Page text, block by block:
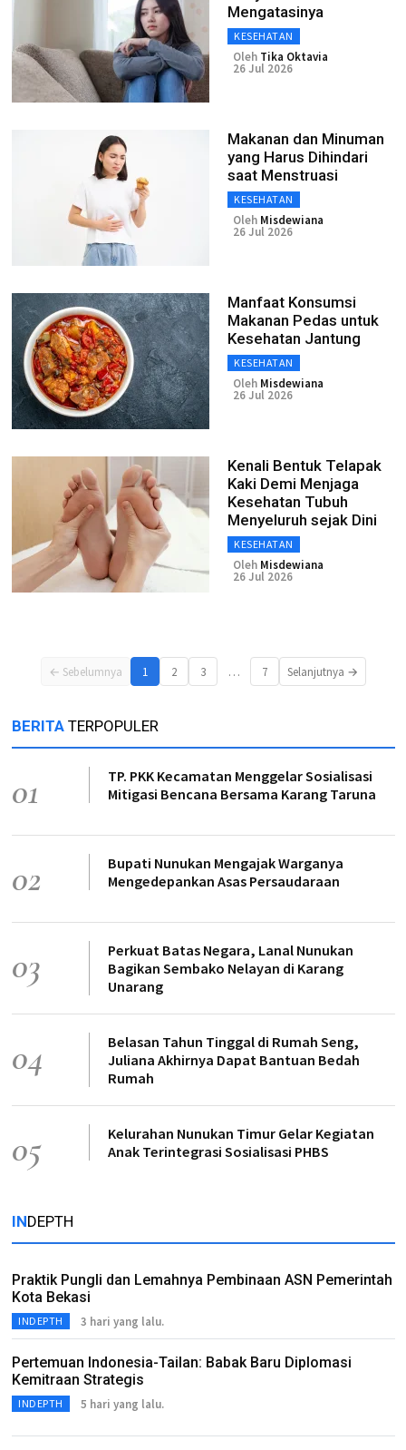
Mengatasinya
KESEHATAN
Oleh Tika Oktavia
26 Jul 2026
Makanan dan Minuman
yang Harus Dihindari
saat Menstruasi
KESEHATAN
Oleh Misdewiana
26 Jul 2026
Manfaat Konsumsi
Makanan Pedas untuk
Kesehatan Jantung
KESEHATAN
Oleh Misdewiana
26 Jul 2026
Kenali Bentuk Telapak
Kaki Demi Menjaga
Kesehatan Tubuh
Menyeluruh sejak Dini
KESEHATAN
Oleh Misdewiana
26 Jul 2026
← Sebelumnya 1 2 3 … 7 Selanjutnya →
BERITA TERPOPULER
01
TP. PKK Kecamatan Menggelar Sosialisasi
Mitigasi Bencana Bersama Karang Taruna
02
Bupati Nunukan Mengajak Warganya
Mengedepankan Asas Persaudaraan
03
Perkuat Batas Negara, Lanal Nunukan
Bagikan Sembako Nelayan di Karang
Unarang
04
Belasan Tahun Tinggal di Rumah Seng,
Juliana Akhirnya Dapat Bantuan Bedah
Rumah
05
Kelurahan Nunukan Timur Gelar Kegiatan
Anak Terintegrasi Sosialisasi PHBS
INDEPTH
Praktik Pungli dan Lemahnya Pembinaan ASN Pemerintah
Kota Bekasi
INDEPTH 3 hari yang lalu.
Pertemuan Indonesia-Tailan: Babak Baru Diplomasi
Kemitraan Strategis
INDEPTH 5 hari yang lalu.